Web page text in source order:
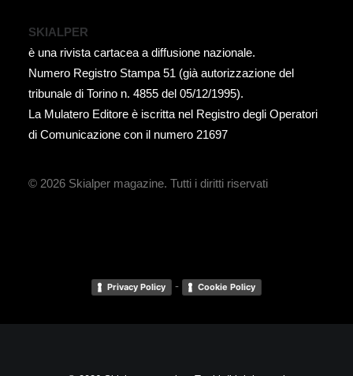
SKIALPER
è una rivista cartacea a diffusione nazionale.
Numero Registro Stampa 51 (già autorizzazione del
tribunale di Torino n. 4855 del 05/12/1995).
La Mulatero Editore è iscritta nel Registro degli Operatori
di Comunicazione con il numero 21697
© 2026 Skialper magazine. Tutti i diritti riservati
Privacy Policy - Cookie Policy